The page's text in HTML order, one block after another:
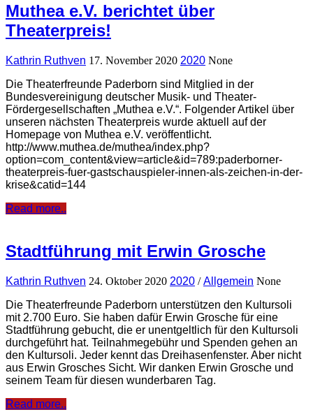
Muthea e.V. berichtet über
Theaterpreis!
Kathrin Ruthven 17. November 2020 2020 None
Die Theaterfreunde Paderborn sind Mitglied in der
Bundesvereinigung deutscher Musik- und Theater-
Fördergesellschaften „Muthea e.V.“. Folgender Artikel über
unseren nächsten Theaterpreis wurde aktuell auf der
Homepage von Muthea e.V. veröffentlicht.
http://www.muthea.de/muthea/index.php?
option=com_content&view=article&id=789:paderborner-
theaterpreis-fuer-gastschauspieler-innen-als-zeichen-in-der-
krise&catid=144
Read more..
Stadtführung mit Erwin Grosche
Kathrin Ruthven 24. Oktober 2020 2020 /Allgemein None
Die Theaterfreunde Paderborn unterstützen den Kultursoli
mit 2.700 Euro. Sie haben dafür Erwin Grosche für eine
Stadtführung gebucht, die er unentgeltlich für den Kultursoli
durchgeführt hat. Teilnahmegebühr und Spenden gehen an
den Kultursoli. Jeder kennt das Dreihasenfenster. Aber nicht
aus Erwin Grosches Sicht. Wir danken Erwin Grosche und
seinem Team für diesen wunderbaren Tag.
Read more..